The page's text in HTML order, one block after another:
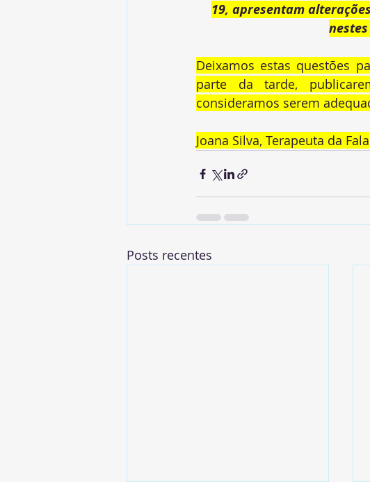
19, apresentam
Deixamos estas questões
parte da tarde,
consideramos serem
Joana Silva, Terapeuta da Fala
Posts recentes